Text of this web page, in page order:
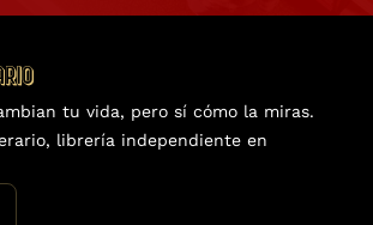
tu vida, pero sí cómo la miras.
librería independiente en